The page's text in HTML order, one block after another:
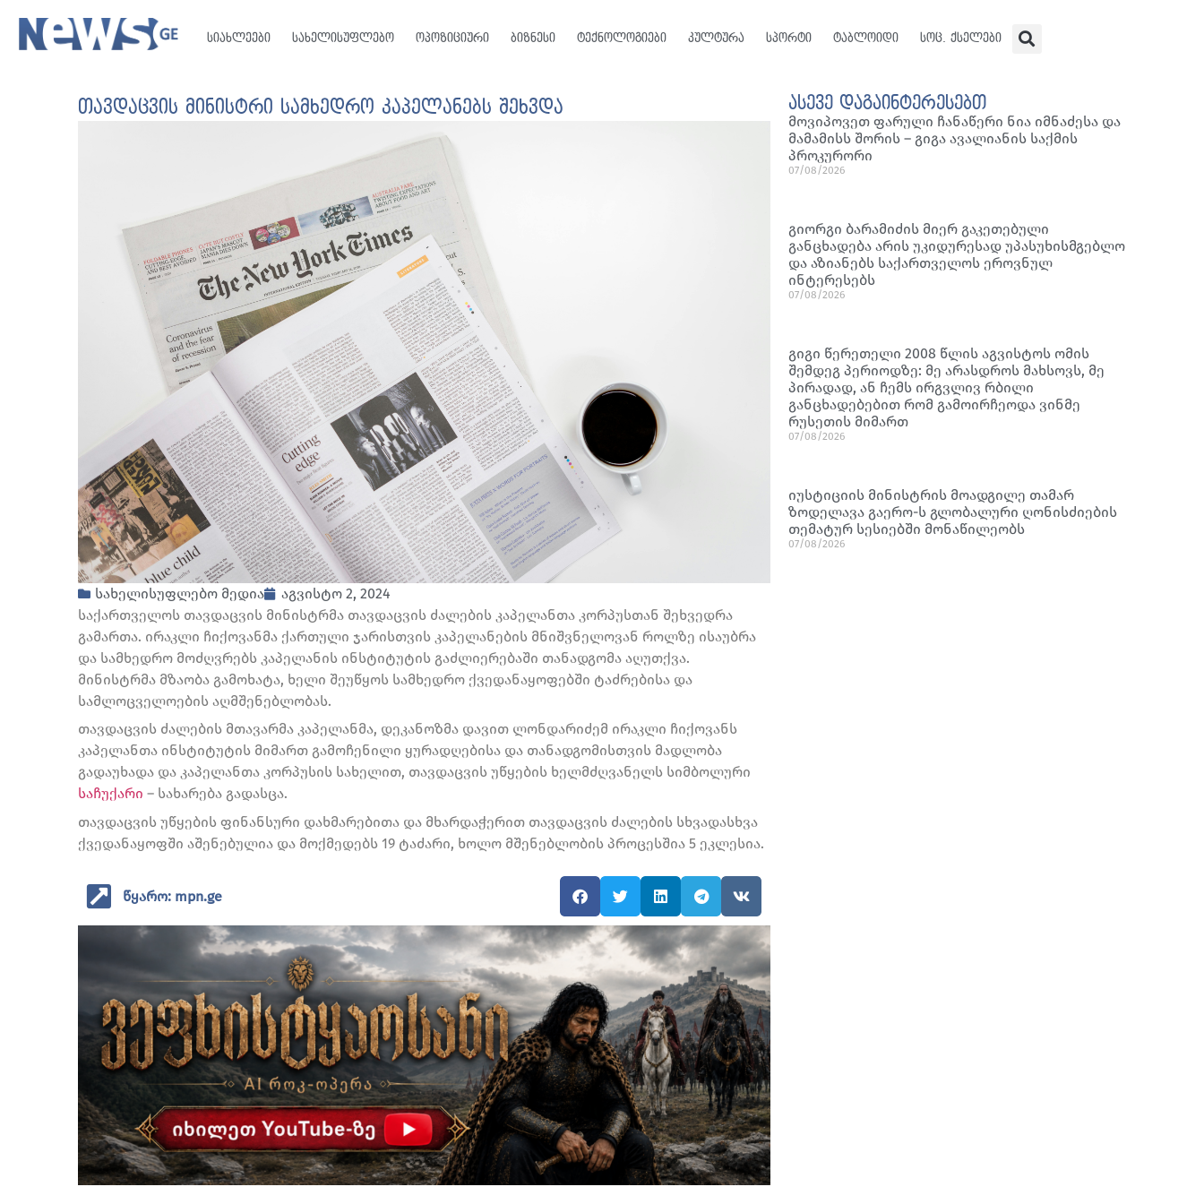
სიახლეები სახელისუფლებო ოპოზიციური ბიზნესი ტექნოლოგიები კულტურა სპორტი ტაბლოიდი სოც. ქსელები
თავდაცვის მინისტრი სამხედრო კაპელანებს შეხვდა
სახელისუფლებო მედია
აგვისტო 2, 2024
საქართველოს თავდაცვის მინისტრმა თავდაცვის ძალების კაპელანთა კორპუსთან შეხვედრა
გამართა. ირაკლი ჩიქოვანმა ქართული ჯარისთვის კაპელანების მნიშვნელოვან როლზე ისაუბრა
და სამხედრო მოძღვრებს კაპელანის ინსტიტუტის გაძლიერებაში თანადგომა აღუთქვა.
მინისტრმა მზაობა გამოხატა, ხელი შეუწყოს სამხედრო ქვედანაყოფებში ტაძრებისა და
სამლოცველოების აღმშენებლობას.
თავდაცვის ძალების მთავარმა კაპელანმა, დეკანოზმა დავით ლონდარიძემ ირაკლი ჩიქოვანს
კაპელანთა ინსტიტუტის მიმართ გამოჩენილი ყურადღებისა და თანადგომისთვის მადლობა
გადაუხადა და კაპელანთა კორპუსის სახელით, თავდაცვის უწყების ხელმძღვანელს სიმბოლური
საჩუქარი – სახარება გადასცა.
თავდაცვის უწყების ფინანსური დახმარებითა და მხარდაჭერით თავდაცვის ძალების სხვადასხვა
ქვედანაყოფში აშენებულია და მოქმედებს 19 ტაძარი, ხოლო მშენებლობის პროცესშია 5 ეკლესია.
წყარო: mpn.ge
ასევე დაგაინტერესებთ
მოვიპოვეთ ფარული ჩანაწერი ნია იმნაძესა და
მამამისს შორის – გიგა ავალიანის საქმის
პროკურორი
07/08/2026
გიორგი ბარამიძის მიერ გაკეთებული
განცხადება არის უკიდურესად უპასუხისმგებლო
და აზიანებს საქართველოს ეროვნულ
ინტერესებს
07/08/2026
გიგი წერეთელი 2008 წლის აგვისტოს ომის
შემდეგ პერიოდზე: მე არასდროს მახსოვს, მე
პირადად, ან ჩემს ირგვლივ რბილი
განცხადებებით რომ გამოირჩეოდა ვინმე
რუსეთის მიმართ
07/08/2026
იუსტიციის მინისტრის მოადგილე თამარ
ზოდელავა გაერო-ს გლობალური ღონისძიების
თემატურ სესიებში მონაწილეობს
07/08/2026